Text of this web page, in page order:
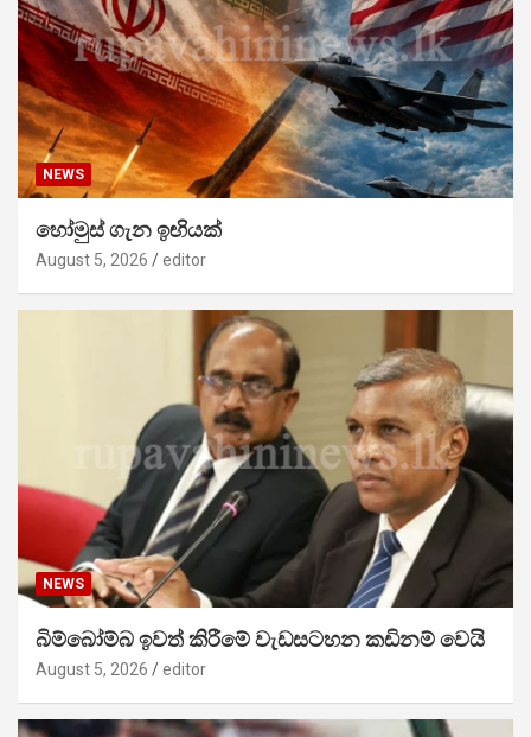
NEWS
හෝමුස් ගැන ඉඟියක්
August 5, 2026 editor
NEWS
බිම්බෝම්බ ඉවත් කිරීමේ වැඩසටහන කඩිනම් වෙයි
August 5, 2026 editor